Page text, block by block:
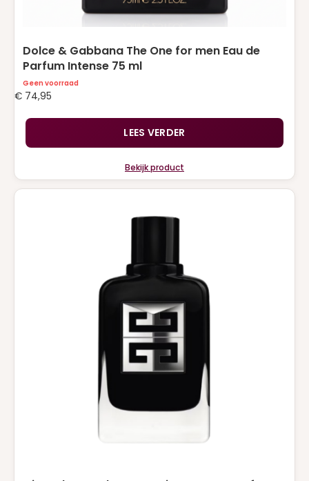
Dolce & Gabbana The One for men Eau de
Parfum Intense 75 ml
Geen voorraad
€ 74,95
LEES VERDER
Bekijk product